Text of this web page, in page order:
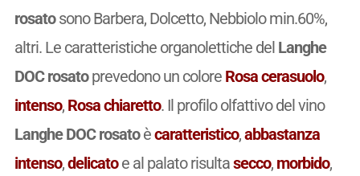
rosatosono Barbera, Dolcetto, Nebbiolo min.60%,
altri. Le caratteristiche organolettiche delLanghe
DOC rosatoprevedono un colore Rosa cerasuolo,
intenso, Rosa chiaretto. Il profilo olfattivo del vino
Langhe DOC rosatoècaratteristico,abbastanza
intenso,delicatoe al palato risultasecco, morbido,